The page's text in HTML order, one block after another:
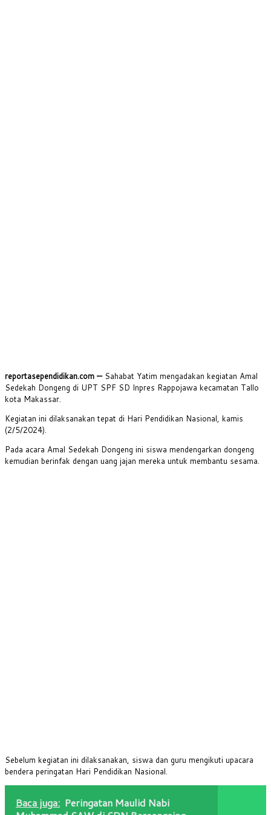
reportasependidikan.com — Sahabat Yatim mengadakan kegiatan Amal
Sedekah Dongeng di UPT SPF SD Inpres Rappojawa kecamatan Tallo
kota Makassar.
Kegiatan ini dilaksanakan tepat di Hari Pendidikan Nasional, kamis
(2/5/2024).
Pada acara Amal Sedekah Dongeng ini siswa mendengarkan dongeng
kemudian berinfak dengan uang jajan mereka untuk membantu sesama.
Sebelum kegiatan ini dilaksanakan, siswa dan guru mengikuti upacara
bendera peringatan Hari Pendidikan Nasional.
Baca juga: Peringatan Maulid Nabi